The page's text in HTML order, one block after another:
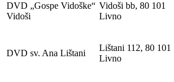
DVD „Gospe Vidoške“
Vidoši
Vidoši bb, 80 101
Livno
DVD sv. Ana Lištani
Lištani 112, 80 101
Livno